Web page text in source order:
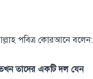
পবিত্র কোরআনে বলেন:
তাদের একটি দল যেন